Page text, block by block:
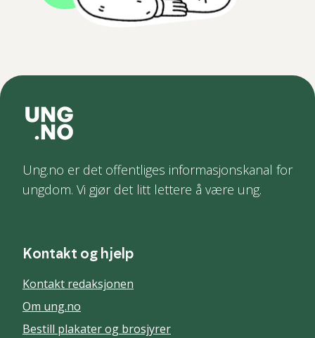
Ung.no er det offentliges informasjonskanal for
ungdom. Vi gjør det litt lettere å være ung.
Kontakt og hjelp
Kontakt redaksjonen
Om ung.no
Bestill plakater og brosjyrer